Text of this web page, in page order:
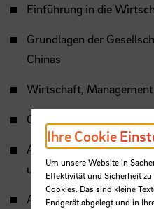
Einführung in die
Grundlagen der
Chinas
Wirtschaft,
China in der
Aktuelle Entwicklungen
und Gesellschaft Chinas
Auslandsvor- und
Ihre Cookie
Um unsere Website in
Effektivität und Sicherheit
Cookies. Das sind kleine
Endgerät abgelegt und in